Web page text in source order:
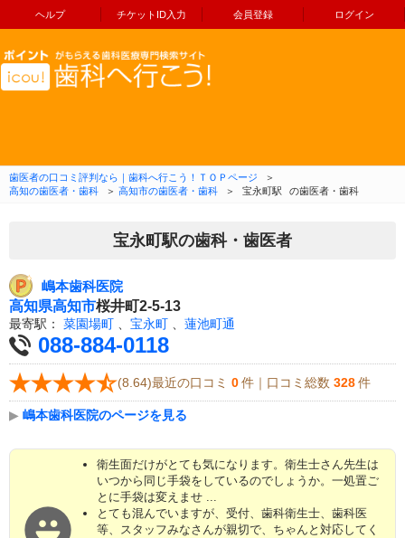
ヘルプ チケットID入力 会員登録 ログイン
コンテンツへ移動
歯医者の口コミ評判なら｜歯科へ行こう！ＴＯＰページ
＞
高知の歯医者・歯科
＞ 高知市の歯医者・歯科 ＞ 宝永町駅 の歯医者・歯科
宝永町駅の歯科・歯医者
嶋本歯科医院
高知県高知市桜井町2-5-13
最寄駅： 菜園場町 宝永町 蓮池町通
088-884-0118
(8.64)最近の口コミ 0 件｜口コミ総数 328 件
▶ 嶋本歯科医院のページを見る
衛生面だけがとても気になります。衛生士さん先生は
いつから同じ手袋をしているのでしょうか。一処置ご
とに手袋は変えませ ...
とても混んでいますが、受付、歯科衛生士、歯科医
等、スタッフみなさんが親切で、ちゃんと対応してく